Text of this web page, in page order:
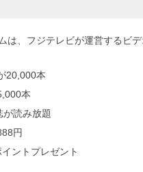
は、フジテレビが運営するビ
20,000本
本
が読み放題
円
ントプレゼント